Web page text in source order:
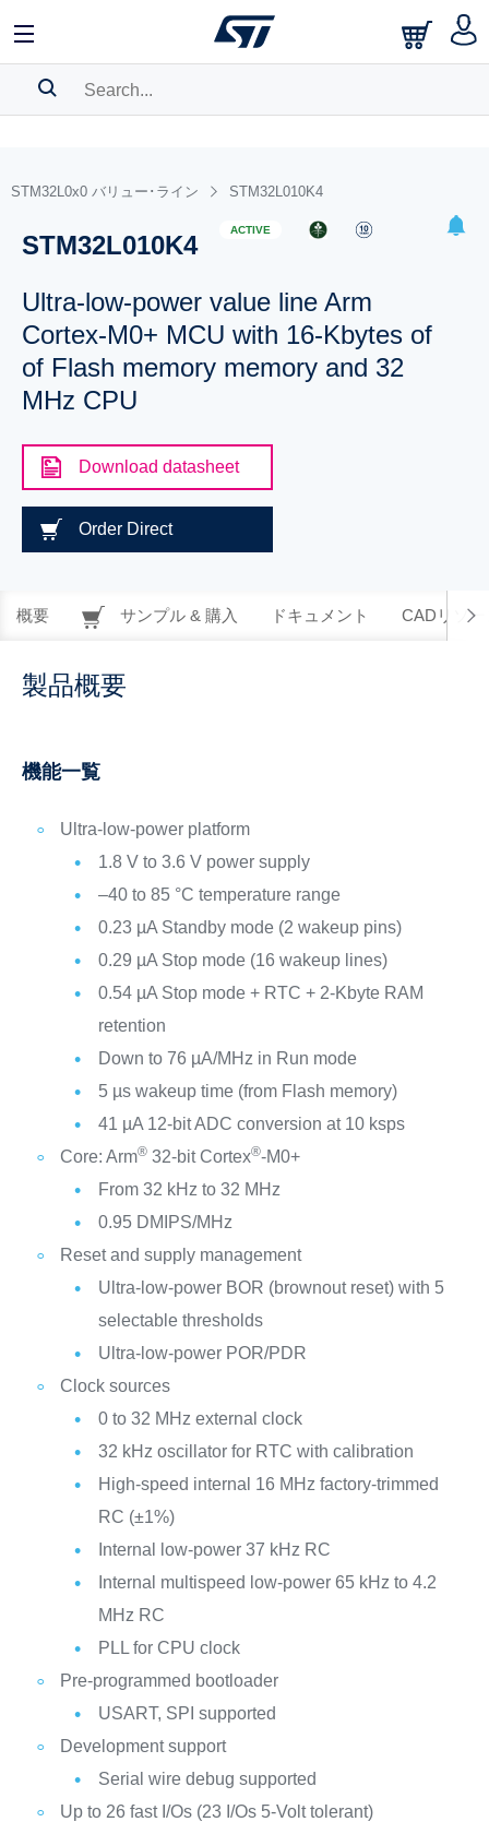
BOOKMARK
to show your saved searches.
STM32L0x0 バリュー･ライン STM32L010K4
STM32L010K4
ACTIVE
Ultra-low-power value line Arm
Cortex-M0+ MCU with 16-Kbytes of
of Flash memory memory and 32
MHz CPU
Download datasheet
Order Direct
概要 サンプル & 購入 ドキュメント CADリソー
製品概要
機能一覧
Ultra-low-power platform
1.8 V to 3.6 V power supply
–40 to 85 °C temperature range
0.23 µA Standby mode (2 wakeup pins)
0.29 µA Stop mode (16 wakeup lines)
0.54 µA Stop mode + RTC + 2-Kbyte RAM
retention
Down to 76 µA/MHz in Run mode
5 µs wakeup time (from Flash memory)
41 µA 12-bit ADC conversion at 10 ksps
Core: Arm®32-bit Cortex®-M0+
From 32 kHz to 32 MHz
0.95 DMIPS/MHz
Reset and supply management
Ultra-low-power BOR (brownout reset) with 5
selectable thresholds
Ultra-low-power POR/PDR
Clock sources
0 to 32 MHz external clock
32 kHz oscillator for RTC with calibration
High-speed internal 16 MHz factory-trimmed
RC (±1%)
Internal low-power 37 kHz RC
Internal multispeed low-power 65 kHz to 4.2
MHz RC
PLL for CPU clock
Pre-programmed bootloader
USART, SPI supported
Development support
Serial wire debug supported
Up to 26 fast I/Os (23 I/Os 5-Volt tolerant)